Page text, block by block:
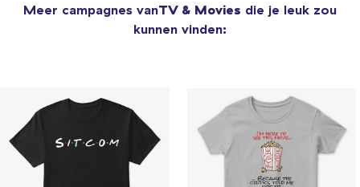
Meer campagnes vanTV & Movies die je leuk zou
kunnen vinden: